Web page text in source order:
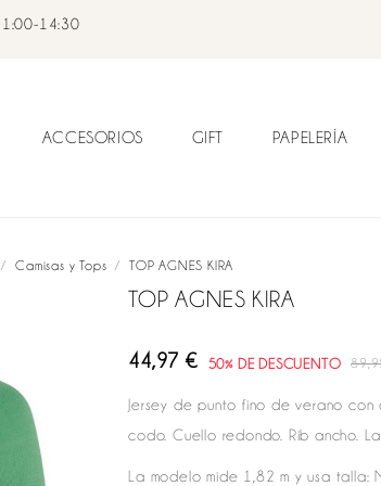
14:30
ACCESORIOS GIFT PAPELERÍA
Camisas y Tops TOP AGNES KIRA
TOP AGNES KIRA
44,97 € 50% DE DESCUENTO
Jersey de punto fino de verano
codo. Cuello redondo. Rib ancho.
La modelo mide 1,82 m y usa talla: